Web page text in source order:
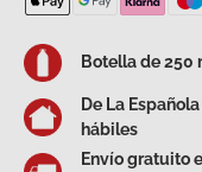
Botella de 250
De La
hábiles
Envío gratuito